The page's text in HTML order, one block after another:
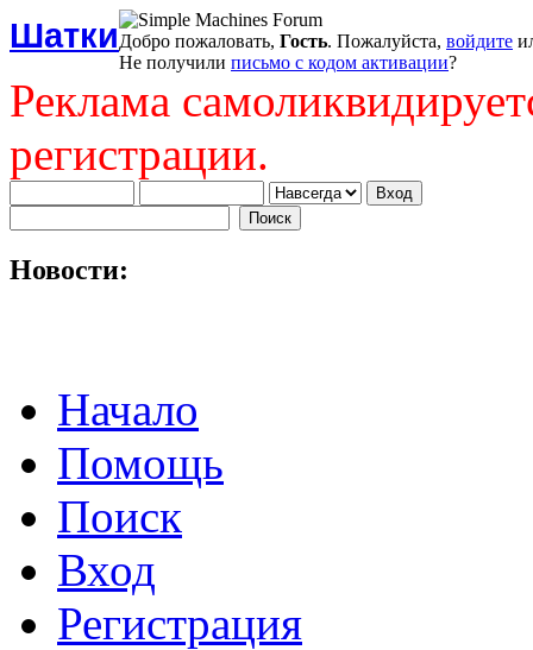
ШаткиДобро пожаловать, Гость. Пожалуйста, войдите
Не получили письмо с кодом активации?
Реклама
регистрации.
Новости:
Начало
Помощь
Поиск
Вход
Регистрация